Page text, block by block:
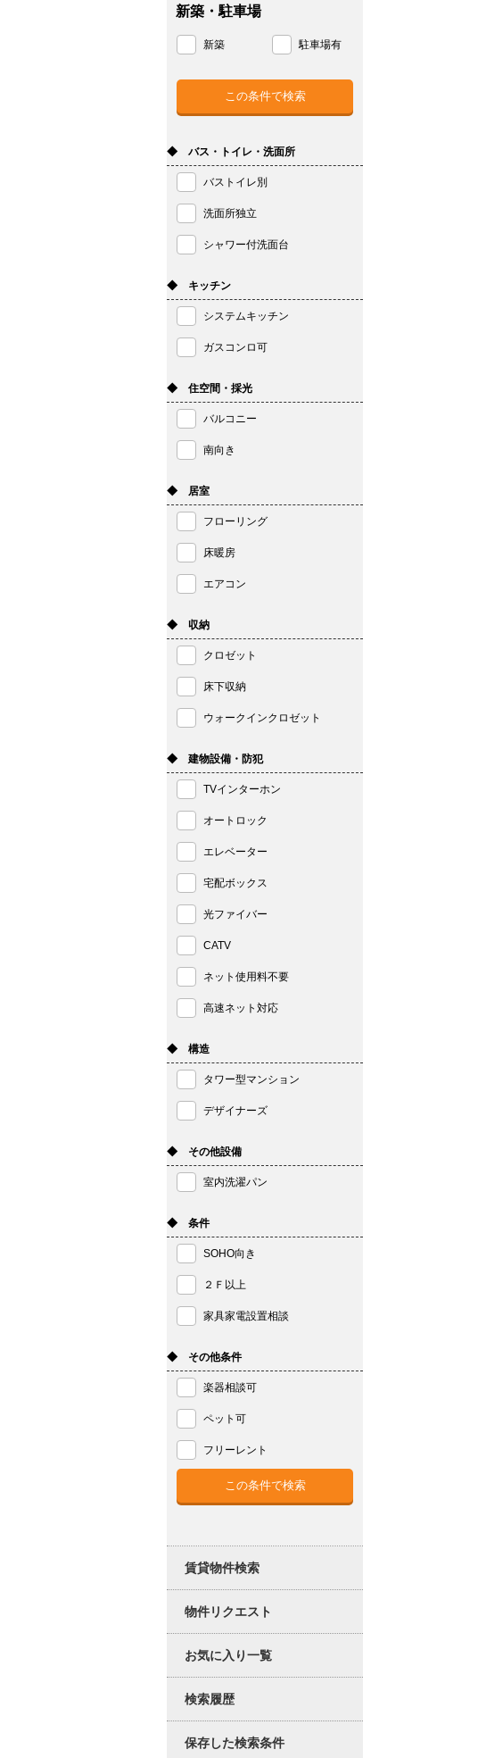
新築・駐車場
新築 駐車場有
◆ バス・トイレ・洗面所
バストイレ別
洗面所独立
シャワー付洗面台
◆ キッチン
システムキッチン
ガスコンロ可
◆ 住空間・採光
バルコニー
南向き
◆ 居室
フローリング
床暖房
エアコン
◆ 収納
クロゼット
床下収納
ウォークインクロゼット
◆ 建物設備・防犯
TVインターホン
オートロック
エレベーター
宅配ボックス
光ファイバー
CATV
ネット使用料不要
高速ネット対応
◆ 構造
タワー型マンション
デザイナーズ
◆ その他設備
室内洗濯パン
◆ 条件
SOHO向き
２Ｆ以上
家具家電設置相談
◆ その他条件
楽器相談可
ペット可
フリーレント
賃貸物件検索
物件リクエスト
お気に入り一覧
検索履歴
保存した検索条件